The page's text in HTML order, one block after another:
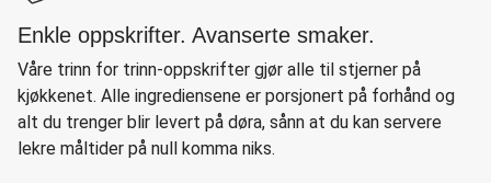
Enkle oppskrifter. Avanserte smaker.
Våre trinn for trinn-oppskrifter gjør alle til stjerner på
kjøkkenet. Alle ingrediensene er porsjonert på forhånd og
alt du trenger blir levert på døra, sånn at du kan servere
lekre måltider på null komma niks.